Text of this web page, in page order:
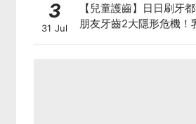
3
31 Jul
【兒童護齒】日日刷牙
朋友牙齒2大隱形危機！